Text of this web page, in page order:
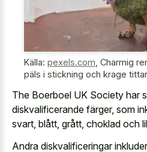
Källa: pexels.com Charmig
päls i stickning och krage
The Boerboel UK Society har
diskvalificerande färger, som
svart, blått, grått, choklad och
Andra diskvalificeringar